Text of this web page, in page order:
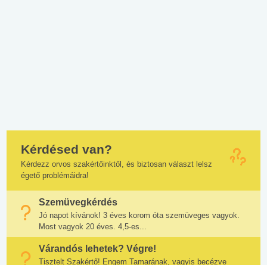
Kérdésed van?
Kérdezz orvos szakértőinktől, és biztosan választ lelsz
égető problémáidra!
Szemüvegkérdés
Jó napot kívánok! 3 éves korom óta szemüveges vagyok.
Most vagyok 20 éves. 4,5-es...
Várandós lehetek? Végre!
Tisztelt Szakértő! Engem Tamarának, vagyis becézve